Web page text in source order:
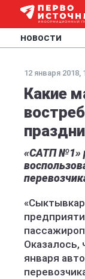
НОВОСТИ
12 января 2018,
Какие
«САТП №1»
Оказалось,
января